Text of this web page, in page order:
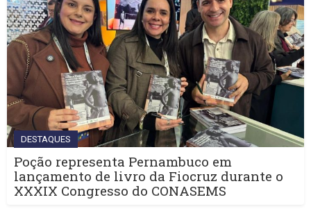
DESTAQUES
Poção representa Pernambuco em
lançamento de livro da Fiocruz durante o
XXXIX Congresso do CONASEMS